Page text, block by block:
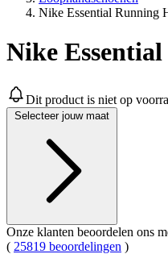
Nike Essential Running
Nike
Dit product is niet op
Selecteer jouw maat
Onze klanten beoordelen ons
( 25819 beoordelingen )